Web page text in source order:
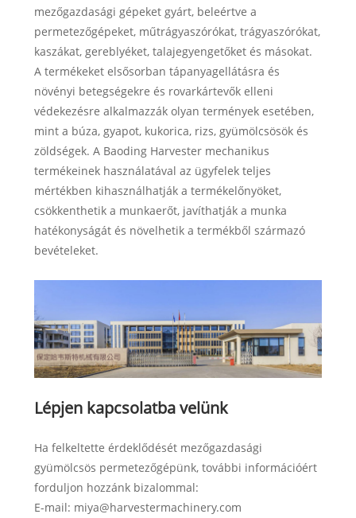
mezőgazdasági gépeket gyárt, beleértve a
permetezőgépeket, műtrágyaszórókat, trágyaszórókat,
kaszákat, gereblyéket, talajegyengetőket és másokat.
A termékeket elsősorban tápanyagellátásra és
növényi betegségekre és rovarkártevők elleni
védekezésre alkalmazzák olyan termények esetében,
mint a búza, gyapot, kukorica, rizs, gyümölcsösök és
zöldségek. A Baoding Harvester mechanikus
termékeinek használatával az ügyfelek teljes
mértékben kihasználhatják a termékelőnyöket,
csökkenthetik a munkaerőt, javíthatják a munka
hatékonyságát és növelhetik a termékből származó
bevételeket.
Lépjen kapcsolatba velünk
Ha felkeltette érdeklődését mezőgazdasági
gyümölcsös permetezőgépünk, további információért
forduljon hozzánk bizalommal:
E-mail: miya@harvestermachinery.com